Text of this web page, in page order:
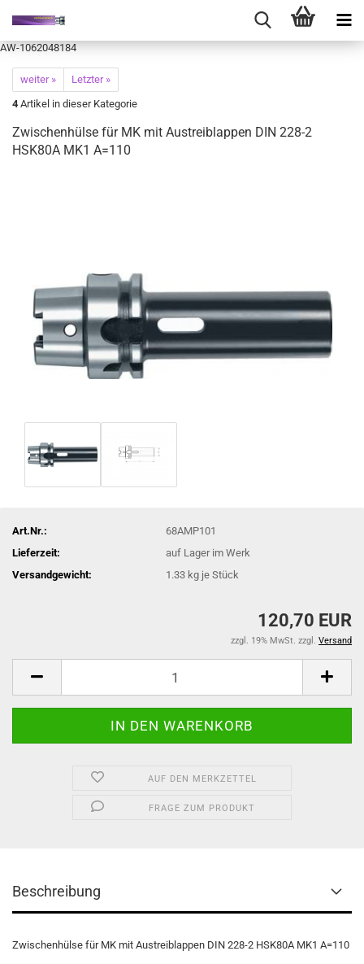
AW-1062048184
weiter »
Letzter »
4 Artikel in dieser Kategorie
Zwischenhülse für MK mit Austreiblappen DIN 228-2
HSK80A MK1 A=110
Art.Nr.:
68AMP101
Lieferzeit:
auf Lager im Werk
Versandgewicht:
1.33 kg je Stück
120,70 EUR
zzgl. 19% MwSt. zzgl. Versand
AUF DEN MERKZETTEL
FRAGE ZUM PRODUKT
Beschreibung
Zwischenhülse für MK mit Austreiblappen DIN 228-2 HSK80A MK1 A=110